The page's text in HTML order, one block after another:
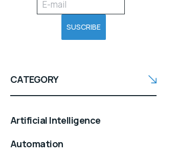
CATEGORY
Artificial Intelligence
Automation